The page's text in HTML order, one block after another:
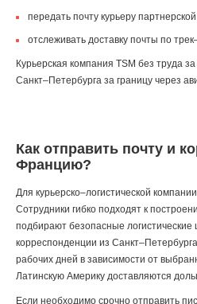
передать почту курьеру
отслеживать доставку почты по
Курьерская компания TSM без труда
Санкт–Петербурга за границу через
Как отправить почту и
Францию?
Для курьерско–логистической
Сотрудники гибко подходят к
подбирают безопасные логистические
корреспонденции из
рабочих дней в зависимости от
Латинскую Америку доставляются
Если необходимо срочно отправить